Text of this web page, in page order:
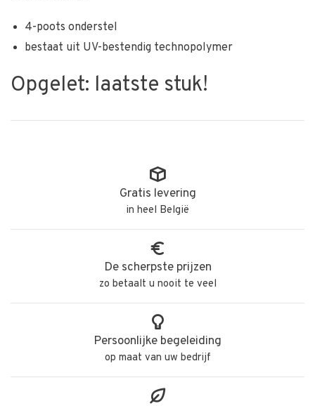
4-poots onderstel
bestaat uit UV-bestendig technopolymer
Opgelet: laatste stuk!
Gratis levering
in heel België
De scherpste prijzen
zo betaalt u nooit te veel
Persoonlijke begeleiding
op maat van uw bedrijf